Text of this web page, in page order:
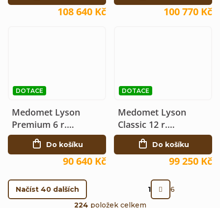
108 640 Kč 100 770 Kč
DOTACE
Medomet Lyson
Premium 6 r.
elektrický 230V Ø80
90 640 Kč
Do košíku
DOTACE
Medomet Lyson
Classic 12 r.
elektrický 230V, Ø100
99 250 Kč
Do košíku
O
Načíst 40 dalších
S
t
1
6
224 položek celkem